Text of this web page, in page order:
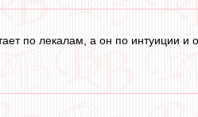
по лекалам, а он по интуиции и